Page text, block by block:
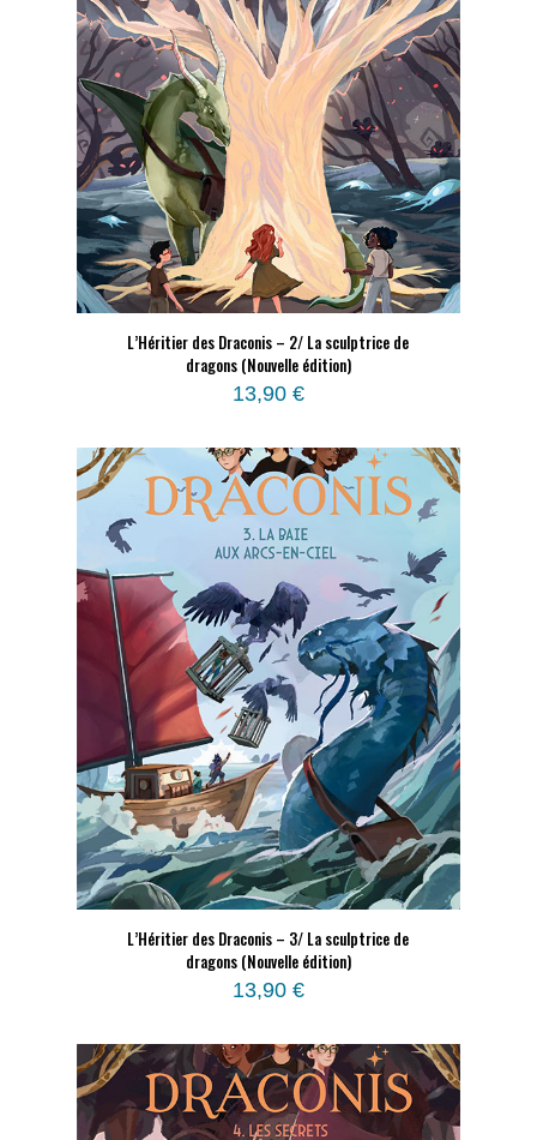
L’Héritier des Draconis – 2/ La sculptrice de
dragons (Nouvelle édition)
13,90 €
L’Héritier des Draconis – 3/ La sculptrice de
dragons (Nouvelle édition)
13,90 €